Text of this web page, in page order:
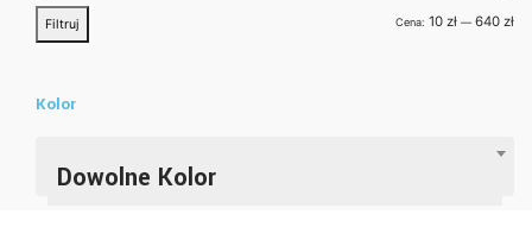
Filtruj Cena: 10 zł — 640 zł
Kolor
Dowolne Kolor